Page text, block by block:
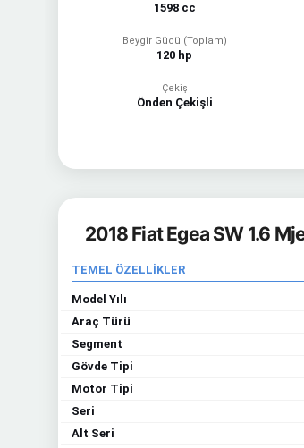
1598 cc
Beygir Gücü (Toplam)
120 hp
Çekiş
Önden Çekişli
2018 Fiat Egea SW 1.6
TEMEL ÖZELLİKLER
Model Yılı
Araç Türü
Segment
Gövde Tipi
Motor Tipi
Seri
Alt Seri